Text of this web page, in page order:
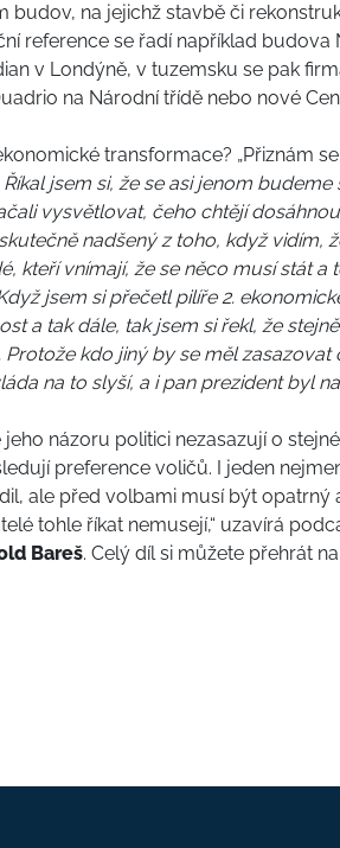
budov, na jejichž stavbě či
reference se řadí například budova
v Londýně, v tuzemsku se pak
na Národní třídě nebo nové
transformace? „Přiznám
Říkal jsem si, že se asi jenom budeme
vysvětlovat, čeho chtějí
nadšený z toho, když vidím,
kteří vnímají, že se něco musí stát a
jsem si přečetl pilíře 2.
a tak dále, tak jsem si řekl, že
kdo jiný by se měl zasazovat
na to slyší, a i pan prezident byl na
názoru politici nezasazují o
preference voličů. I jeden
ale před volbami musí být opatrný
tohle říkat nemusejí,“ uzavírá
Bareš. Celý díl si můžete přehrát